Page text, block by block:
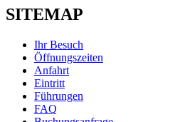
SITEMAP
Ihr Besuch
Öffnungszeiten
Anfahrt
Eintritt
Führungen
FAQ